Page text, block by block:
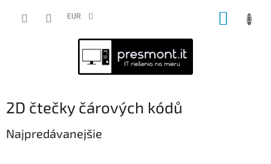
EUR
2D čtečky čárových kódů
Najpredávanejšie